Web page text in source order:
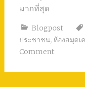
มากที่สุด
Blogpost
ประชาชน, ห้องสมุดเ
Comment